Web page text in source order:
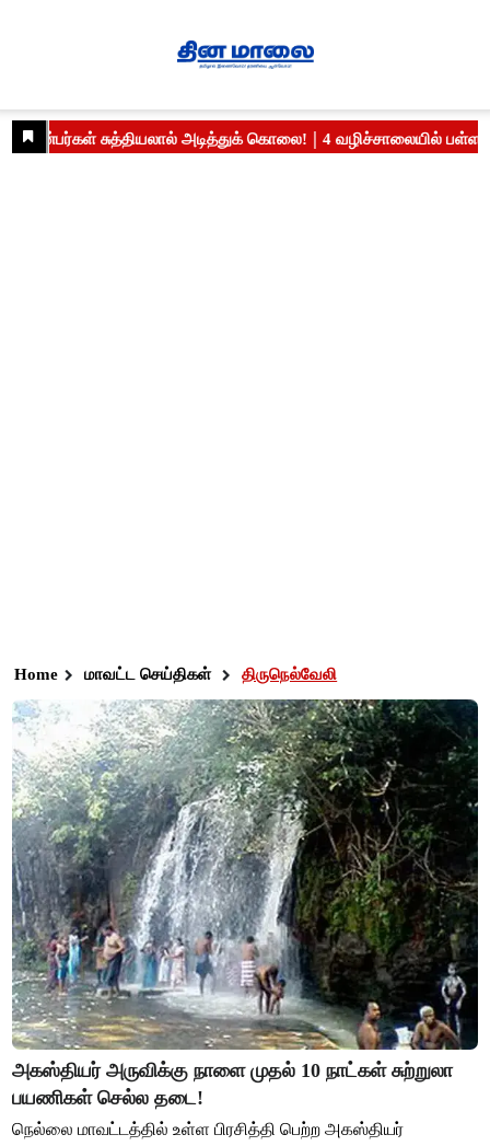
Home மாவட்ட செய்திகள் திருநெல்வேலி
அகஸ்தியர் அருவிக்கு நாளை முதல் 10 நாட்கள் சுற்றுலா
பயணிகள் செல்ல தடை!
நெல்லை மாவட்டத்தில் உள்ள பிரசித்தி பெற்ற அகஸ்தியர்